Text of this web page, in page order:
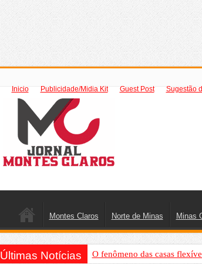
Inicio Publicidade/Midia Kit Guest Post Sugestão
Montes Claros Norte de Minas Minas
Últimas Notícias O fenômeno das casas